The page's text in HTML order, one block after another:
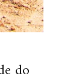
do